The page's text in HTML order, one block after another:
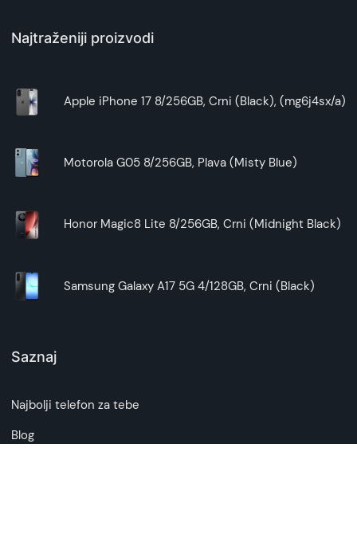
Najtraženiji proizvodi
Apple iPhone 17 8/256GB, Crni (Black), (mg6j4sx/a)
Motorola G05 8/256GB, Plava (Misty Blue)
Honor Magic8 Lite 8/256GB, Crni (Midnight Black)
Samsung Galaxy A17 5G 4/128GB, Crni (Black)
Saznaj
Najbolji telefon za tebe
Blog